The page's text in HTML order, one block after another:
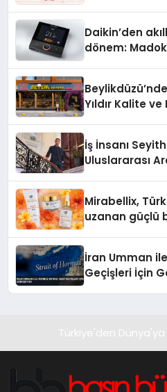
Daikin’den
dönem:
Yıldır Kalite
İş İnsanı
Uluslararası
Mirabellix,
uzanan güçlü
İran Umman
Geçişleri İçin
Türkiye'den Dünya'ya